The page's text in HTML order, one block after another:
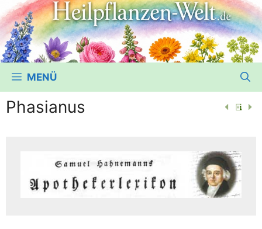
MENÜ
Phasianus